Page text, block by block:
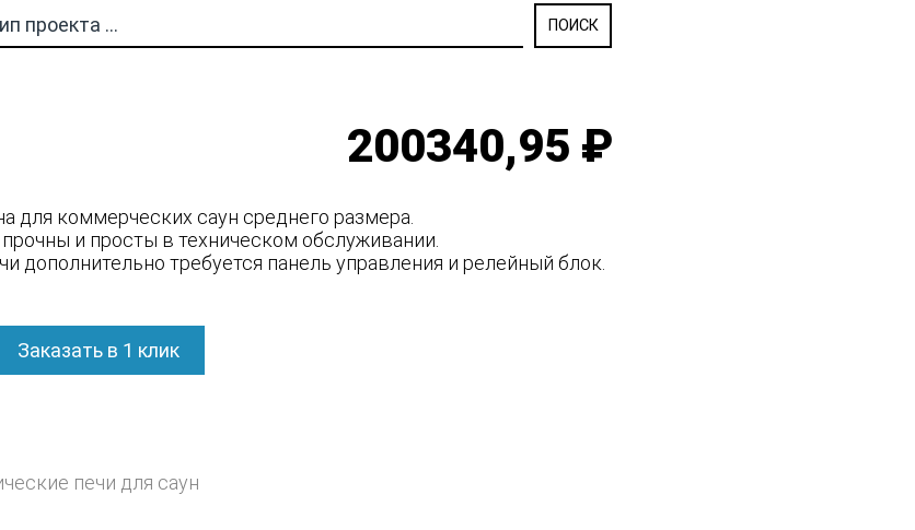
200340,95 ₽
для коммерческих саун среднего размера.
и просты в техническом обслуживании.
дополнительно требуется панель управления и релейный блок.
Заказать в 1 клик
печи для саун